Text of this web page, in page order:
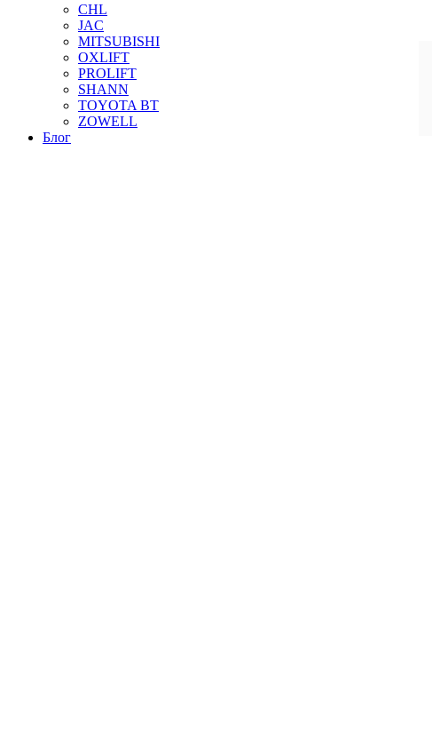
CHL
JAC
MITSUBISHI
OXLIFT
PROLIFT
SHANN
TOYOTA BT
ZOWELL
Блог